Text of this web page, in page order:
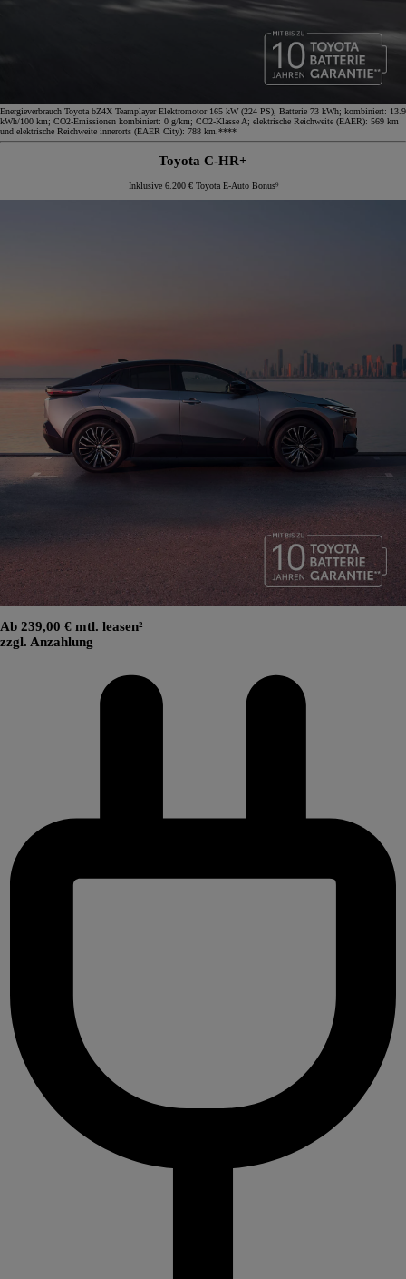
Energieverbrauch Toyota bZ4X Teamplayer Elektromotor 165 kW (224 PS), Batterie 73 kWh; kombiniert: 13.9
kWh/100 km; CO2-Emissionen kombiniert: 0 g/km; CO2-Klasse A; elektrische Reichweite (EAER): 569 km
und elektrische Reichweite innerorts (EAER City): 788 km.****
Toyota C-HR+
Inklusive 6.200 € Toyota E-Auto Bonus⁹
Ab 239,00 € mtl. leasen²
zzgl. Anzahlung